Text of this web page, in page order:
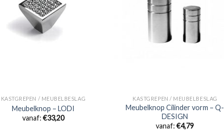
KASTGREPEN / MEUBELBESLAG
Meubelknop – LODI
vanaf:€33,20
KASTGREPEN / MEUBELBESLAG
Meubelknop Cilinder vorm – Q-
DESIGN
vanaf:€4,79